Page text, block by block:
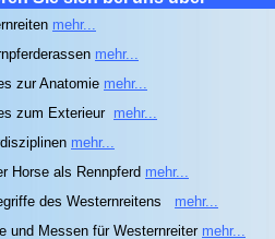
mehr...
mehr...
zur Anatomie mehr...
zum Exterieur mehr...
mehr...
Horse als Rennpferd mehr...
des Westernreitens
mehr...
und Messen für Westernreiter mehr...